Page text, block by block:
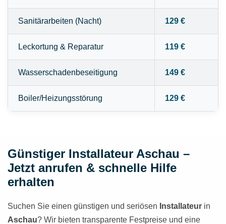
Sanitärarbeiten (Nacht) 129 €
Leckortung & Reparatur 119 €
Wasserschadenbeseitigung 149 €
Boiler/Heizungsstörung 129 €
Günstiger Installateur Aschau –
Jetzt anrufen & schnelle Hilfe
erhalten
Suchen Sie einen günstigen und seriösen Installateur in
Aschau? Wir bieten transparente Festpreise und eine